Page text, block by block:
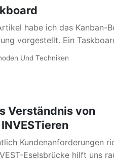
habe ich das Kanban-
vorgestellt. Ein
Und Techniken
Verständnis von
Kundenanforderungen
Eselsbrücke hilft uns